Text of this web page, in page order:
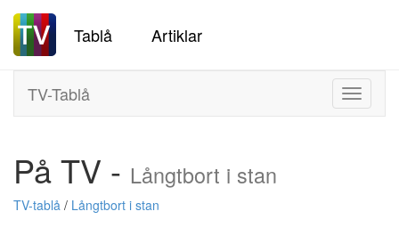
Tablå Artiklar
Toggle
TV-Tablå
På TV - Långtbort i stan
TV-tablå / Långtbort i stan